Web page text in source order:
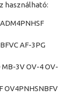
használható:
AF-3PG
MB-3V OV-4 OV-
OV4PNHSNBFV